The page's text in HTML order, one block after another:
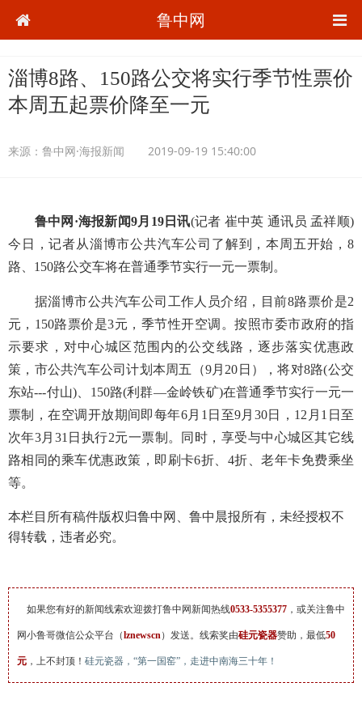
鲁中网
淄博8路、150路公交将实行季节性票价
本周五起票价降至一元
来源： 鲁中网·海报新闻 2019-09-19 15:40:00
鲁中网·海报新闻9月19日讯(记者 崔中英 通讯员 孟祥顺)
今日，记者从淄博市公共汽车公司了解到，本周五开始，8
路、150路公交车将在普通季节实行一元一票制。
据淄博市公共汽车公司工作人员介绍，目前8路票价是2
元，150路票价是3元，季节性开空调。按照市委市政府的指
示要求，对中心城区范围内的公交线路，逐步落实优惠政
策，市公共汽车公司计划本周五（9月20日），将对8路(公交
东站---付山)、150路(利群—金岭铁矿)在普通季节实行一元一
票制，在空调开放期间即每年6月1日至9月30日，12月1日至
次年3月31日执行2元一票制。同时，享受与中心城区其它线
路相同的乘车优惠政策，即刷卡6折、4折、老年卡免费乘坐
等。
本栏目所有稿件版权归鲁中网、鲁中晨报所有，未经授权不
得转载，违者必究。
如果您有好的新闻线索欢迎拨打鲁中网新闻热线0533-5355377 ，或关注鲁中
网小鲁哥微信公众平台（lznewscn）发送。线索奖由硅元瓷器赞助，最低50
元 ，上不封顶！ 硅元瓷器，“第一国窑”，走进中南海三十年！